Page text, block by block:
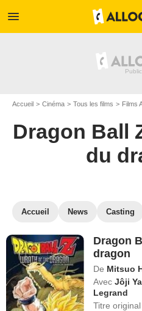
menu
Accueil Cinéma Tous les films Films
Dragon Ball
du
Accueil News Casting
Dragon
dragon
De Mitsuo
Avec Jôji
Legrand
Titre original